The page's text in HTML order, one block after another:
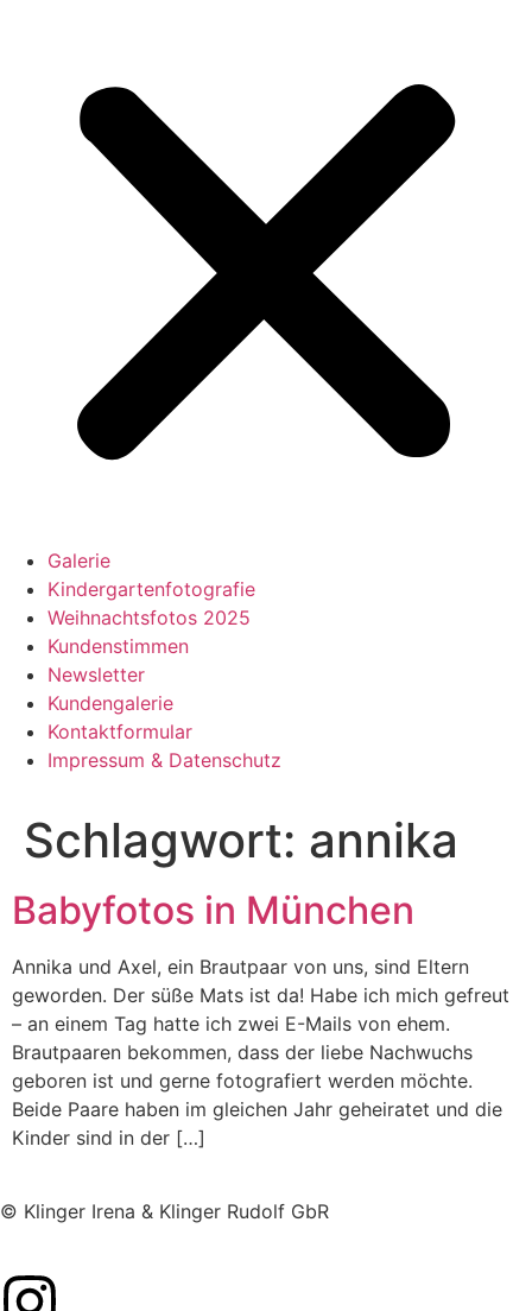
Galerie
Kindergartenfotografie
Weihnachtsfotos 2025
Kundenstimmen
Newsletter
Kundengalerie
Kontaktformular
Impressum & Datenschutz
Schlagwort: annika
Babyfotos in München
Annika und Axel, ein Brautpaar von uns, sind Eltern
geworden. Der süße Mats ist da! Habe ich mich gefreut
– an einem Tag hatte ich zwei E-Mails von ehem.
Brautpaaren bekommen, dass der liebe Nachwuchs
geboren ist und gerne fotografiert werden möchte.
Beide Paare haben im gleichen Jahr geheiratet und die
Kinder sind in der […]
© Klinger Irena & Klinger Rudolf GbR